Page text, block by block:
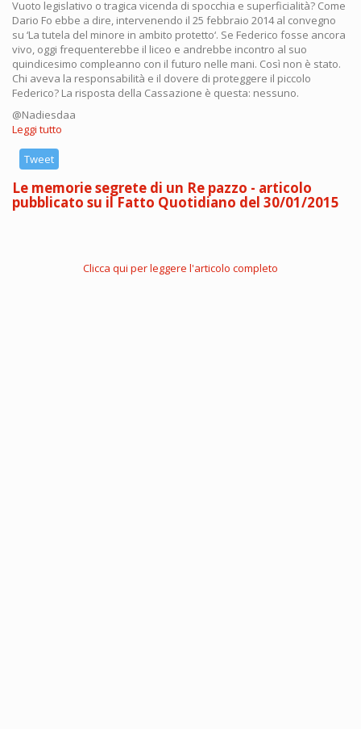
Vuoto legislativo o tragica vicenda di spocchia e superficialità? Come
Dario Fo ebbe a dire, intervenendo il 25 febbraio 2014 al convegno
su ‘La tutela del minore in ambito protetto‘. Se Federico fosse ancora
vivo, oggi frequenterebbe il liceo e andrebbe incontro al suo
quindicesimo compleanno con il futuro nelle mani. Così non è stato.
Chi aveva la responsabilità e il dovere di proteggere il piccolo
Federico? La risposta della Cassazione è questa: nessuno.
@Nadiesdaa
Leggi tutto
la
cronaca
senza
Tweet
Le memorie segrete di un Re pazzo - articolo
pubblicato su il Fatto Quotidiano del 30/01/2015
Clicca qui per leggere l'articolo completo